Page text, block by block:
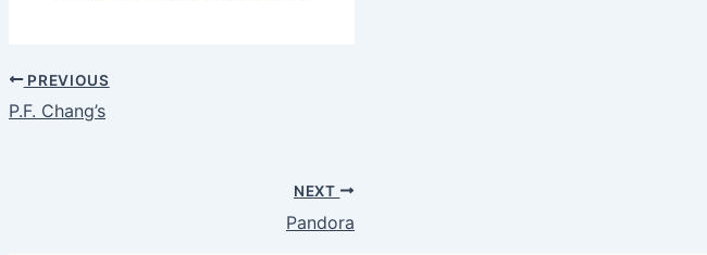
PREVIOUS
P.F. Chang’s
NEXT
Pandora